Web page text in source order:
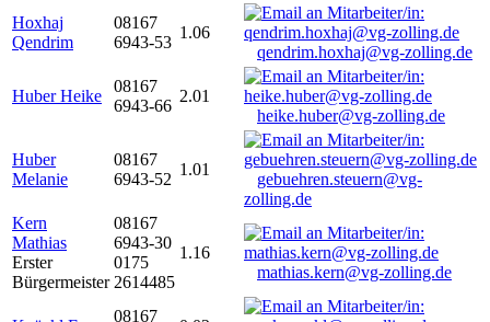
Hoxhaj
Qendrim
08167
6943-53
1.06
qendrim.hoxhaj@vg-zolling.de
Huber Heike
08167
6943-66
2.01
heike.huber@vg-zolling.de
Huber
Melanie
08167
6943-52
1.01
gebuehren.steuern@vg-
zolling.de
Kern
Mathias
Erster
Bürgermeister
08167
6943-30
0175
2614485
1.16
mathias.kern@vg-zolling.de
08167